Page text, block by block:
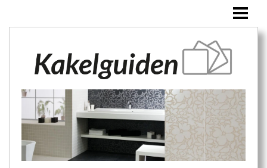
ÖVRIGA PRODUKTER
BLOGG